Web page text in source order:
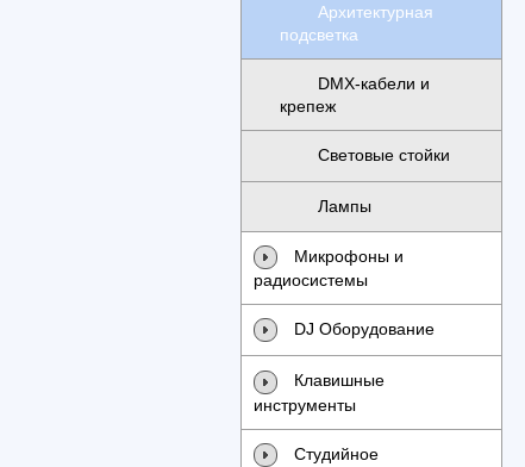
Архитектурная
подсветка
DMX-кабели и
крепеж
Световые стойки
Лампы
Микрофоны и
радиосистемы
DJ Оборудование
Клавишные
инструменты
Студийное